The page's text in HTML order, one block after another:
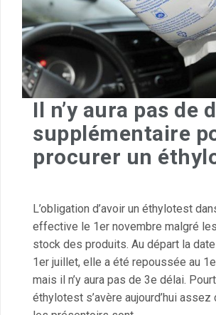
Il n’y aura pas de
supplémentaire
procurer un
L’obligation d’avoir un éthylotest
effective le 1er novembre malgré
stock des produits. Au départ la
1er juillet, elle a été repoussée au
mais il n’y aura pas de 3e délai.
éthylotest s’avère aujourd’hui